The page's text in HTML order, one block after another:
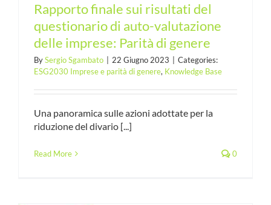
Rapporto finale sui risultati del
questionario di auto-valutazione
delle imprese: Parità di genere
BySergio Sgambato 22 Giugno 2023
Categories:
ESG2030 Imprese e parità di genere, Knowledge Base
Una panoramica sulle azioni adottate per la
riduzione del divario [...]
Read More 0